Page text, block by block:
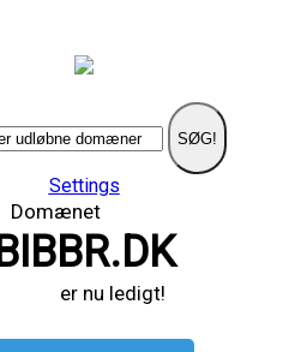
SØG!
Settings
Domænet
BIBBR.DK
er nu ledigt!